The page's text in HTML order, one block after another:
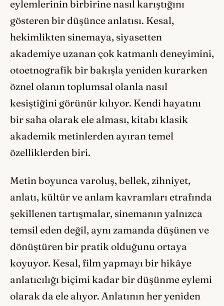
eylemlerinin birbirine nasıl karıştığını
gösteren bir düşünce anlatısı. Kesal,
hekimlikten sinemaya, siyasetten
akademiye uzanan çok katmanlı deneyimini,
otoetnografik bir bakışla yeniden kurarken
öznel olanın toplumsal olanla nasıl
kesiştiğini görünür kılıyor. Kendi hayatını
bir saha olarak ele alması, kitabı klasik
akademik metinlerden ayıran temel
özelliklerden biri.
Metin boyunca varoluş, bellek, zihniyet,
anlatı, kültür ve anlam kavramları etrafında
şekillenen tartışmalar, sinemanın yalnızca
temsil eden değil, aynı zamanda düşünen ve
dönüştüren bir pratik olduğunu ortaya
koyuyor. Kesal, film yapmayı bir hikâye
anlatıcılığı biçimi kadar bir düşünme eylemi
olarak da ele alıyor. Anlatının her yeniden